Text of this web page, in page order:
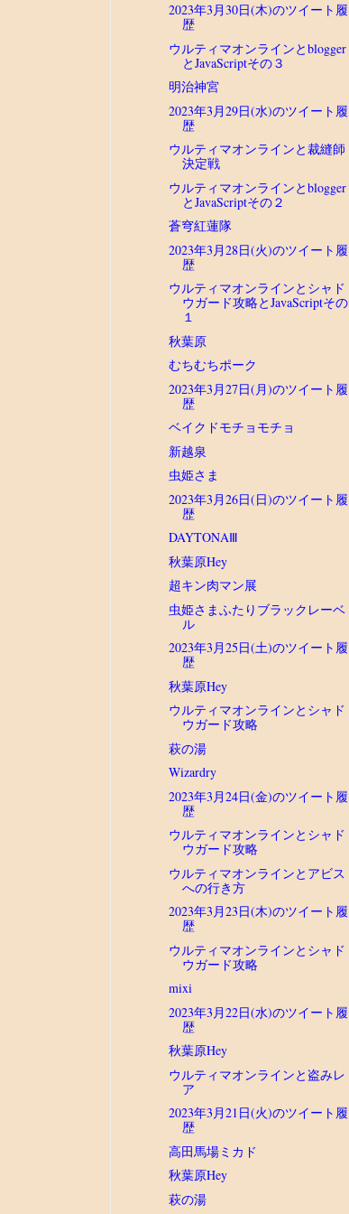
2023年3月30日(木)のツイート履
歴
ウルティマオンラインとblogger
とJavaScriptその３
明治神宮
2023年3月29日(水)のツイート履
歴
ウルティマオンラインと裁縫師
決定戦
ウルティマオンラインとblogger
とJavaScriptその２
蒼穹紅蓮隊
2023年3月28日(火)のツイート履
歴
ウルティマオンラインとシャド
ウガード攻略とJavaScriptその
１
秋葉原
むちむちポーク
2023年3月27日(月)のツイート履
歴
ベイクドモチョモチョ
新越泉
虫姫さま
2023年3月26日(日)のツイート履
歴
DAYTONAⅢ
秋葉原Hey
超キン肉マン展
虫姫さまふたりブラックレーベ
ル
2023年3月25日(土)のツイート履
歴
秋葉原Hey
ウルティマオンラインとシャド
ウガード攻略
萩の湯
Wizardry
2023年3月24日(金)のツイート履
歴
ウルティマオンラインとシャド
ウガード攻略
ウルティマオンラインとアビス
への行き方
2023年3月23日(木)のツイート履
歴
ウルティマオンラインとシャド
ウガード攻略
mixi
2023年3月22日(水)のツイート履
歴
秋葉原Hey
ウルティマオンラインと盗みレ
ア
2023年3月21日(火)のツイート履
歴
高田馬場ミカド
秋葉原Hey
萩の湯